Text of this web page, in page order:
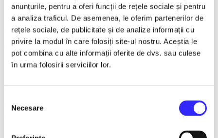
anunțurile, pentru a oferi funcții de rețele sociale și pentru
a analiza traficul. De asemenea, le oferim partenerilor de
rețele sociale, de publicitate și de analize informații cu
privire la modul în care folosiți site-ul nostru. Aceștia le
pot combina cu alte informații oferite de dvs. sau culese
în urma folosirii serviciilor lor.
consimțământului
Necesare
18 January 2027, ora 19:00
AVENTURI PE CONTRASENS - Constanta
LACUL LEBEDELOR - UKRAINIAN CLASSICAL BALLET -
Bucuresti